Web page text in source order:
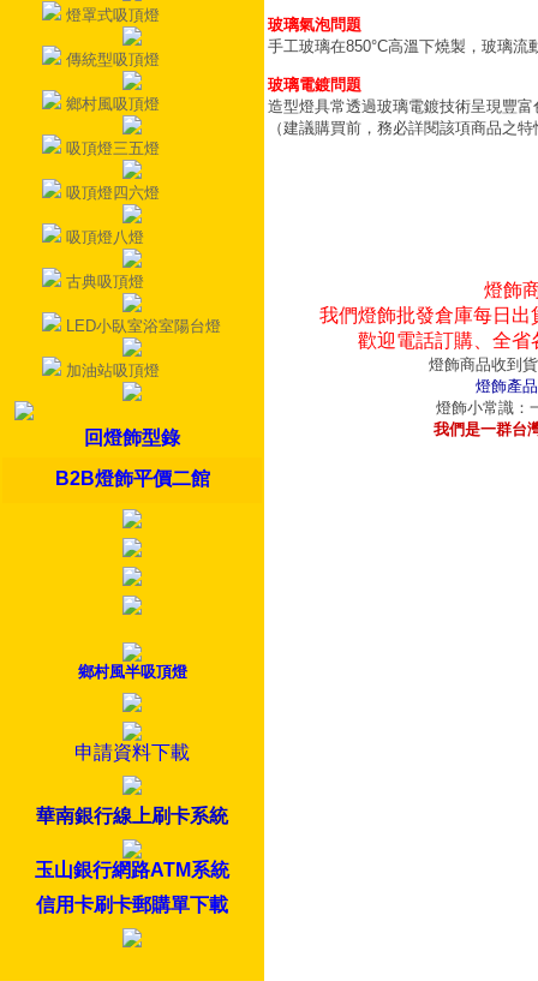
燈罩式吸頂燈
傳統型吸頂燈
鄉村風吸頂燈
吸頂燈三五燈
吸頂燈四六燈
吸頂燈八燈
古典吸頂燈
LED小臥室浴室陽台燈
加油站吸頂燈
回燈飾型錄
B2B燈飾平價二館
鄉村風半吸頂燈
申請資料下載
華南銀行線上刷卡系統
玉山銀行網路ATM系統
信用卡刷卡郵購單下載
玻璃氣泡問題
手工玻璃在850°C高溫下燒製，玻璃
玻璃電鍍問題
造型燈具常透過玻璃電鍍技術呈現豐
（建議購買前，務必詳閱該項商品之
燈飾
我們燈飾批發倉庫每日
歡迎電話訂購、全
燈飾商品收到
燈飾產
燈飾小常識：
我們是一群台